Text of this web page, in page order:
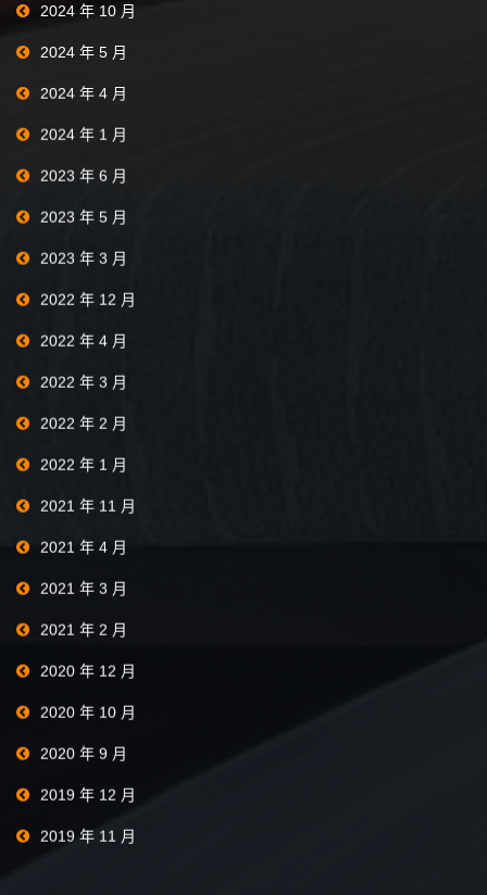
2024 年 10 月
2024 年 5 月
2024 年 4 月
2024 年 1 月
2023 年 6 月
2023 年 5 月
2023 年 3 月
2022 年 12 月
2022 年 4 月
2022 年 3 月
2022 年 2 月
2022 年 1 月
2021 年 11 月
2021 年 4 月
2021 年 3 月
2021 年 2 月
2020 年 12 月
2020 年 10 月
2020 年 9 月
2019 年 12 月
2019 年 11 月